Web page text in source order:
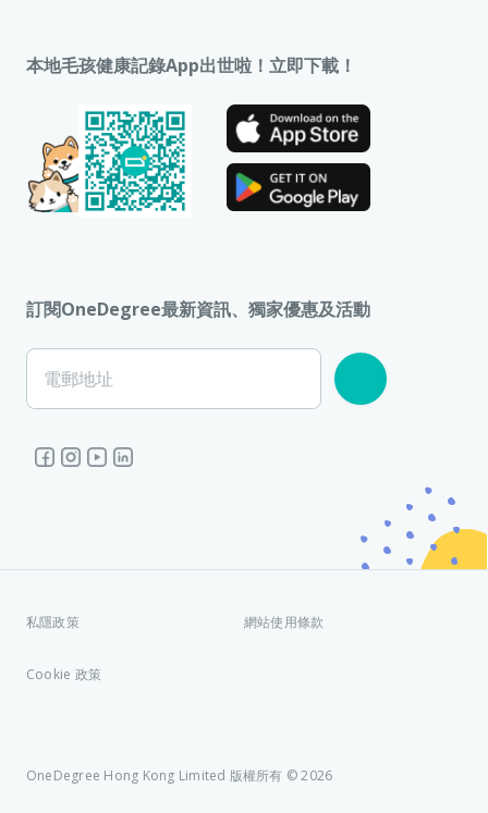
本地毛孩健康記錄App出世啦！立即下載！
訂閱OneDegree最新資訊、獨家優惠及活動
電郵地址
私隱政策 網站使用條款
Cookie 政策
OneDegree Hong Kong Limited 版權所有 © 2026